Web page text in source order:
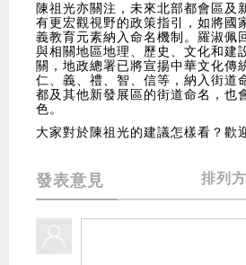
陳祖光亦關注，未來北部都會區及
有更宏觀視野的政策指引，如將國
義教育元素納入命名機制。羅淑佩
與相關地區地理、歷史、文化和建
關，地政總署已將宣揚中華文化傳
仁、義、禮、智、信等，納入街道
都及其他新發展區的街道命名，也
色。
大家對於陳祖光的建議怎樣看？歡
發表意見 排列